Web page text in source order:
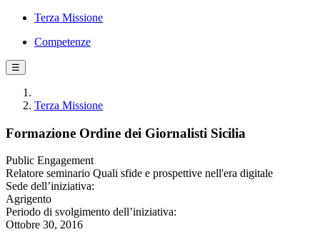
Terza Missione
Competenze
☰
Terza Missione
Formazione Ordine dei Giornalisti Sicilia
Public Engagement
Relatore seminario Quali sfide e prospettive nell'era digitale
Sede dell’iniziativa:
Agrigento
Periodo di svolgimento dell’iniziativa:
Ottobre 30, 2016